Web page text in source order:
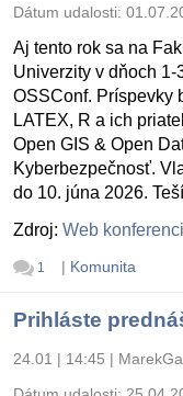
Dátum udalosti:
Aj tento rok sa na
Univerzity v dňoch
OSSConf. Príspevky
LATEX, R a ich
Open GIS & Open
Kyberbezpečnosť.
do 10. júna 2026.
Zdroj: Web
1 | Komunita
Prihláste
24.01 | 14:45 |